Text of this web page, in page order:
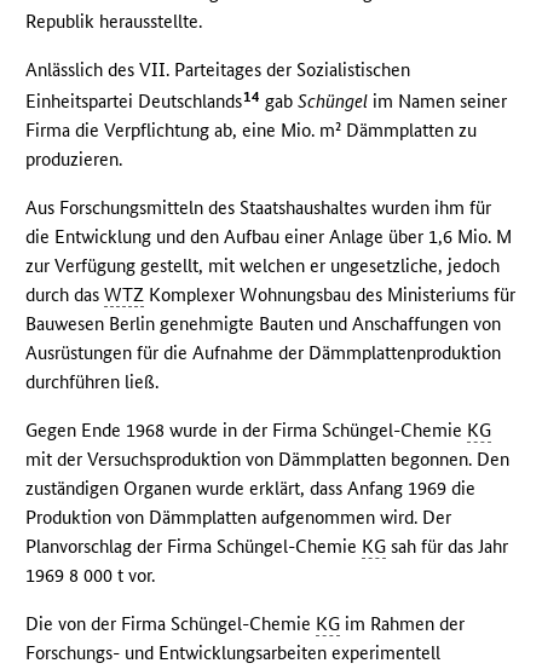
Republik herausstellte.
Anlässlich des VII. Parteitages der Sozialistischen
Einheitspartei Deutschlands14 gabSchüngel im Namen seiner
Firma die Verpflichtung ab, eine Mio. m² Dämmplatten zu
produzieren.
Aus Forschungsmitteln des Staatshaushaltes wurden ihm für
die Entwicklung und den Aufbau einer Anlage über 1,6 Mio. M
zur Verfügung gestellt, mit welchen er ungesetzliche, jedoch
durch dasWTZ Komplexer Wohnungsbau des Ministeriums für
Bauwesen Berlin genehmigte Bauten und Anschaffungen von
Ausrüstungen für die Aufnahme der Dämmplattenproduktion
durchführen ließ.
Gegen Ende 1968 wurde in der Firma Schüngel-Chemie KG
mit der Versuchsproduktion von Dämmplatten begonnen. Den
zuständigen Organen wurde erklärt, dass Anfang 1969 die
Produktion von Dämmplatten aufgenommen wird. Der
Planvorschlag der Firma Schüngel-Chemie KG sah für das Jahr
1969 8 000 t vor.
Die von der Firma Schüngel-Chemie KG im Rahmen der
Forschungs- und Entwicklungsarbeiten experimentell